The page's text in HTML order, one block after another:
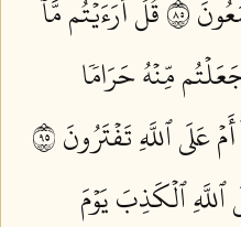
٥٨
قُلۡ أَرَءَيۡتُم مَّآ
مِّنۡهُ حَرَامٗا
ٱللَّهِ تَفۡتَرُونَ ٥٩
ٱلۡكَذِبَ يَوۡمَ